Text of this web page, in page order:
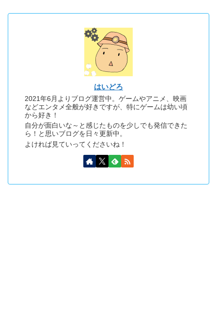
はいどろ
2021年6月よりブログ運営中。ゲームやアニメ、映画
などエンタメ全般が好きですが、特にゲームは幼い頃
から好き！
自分が面白いな～と感じたものを少しでも発信できた
ら！と思いブログを日々更新中。
よければ見ていってくださいね！